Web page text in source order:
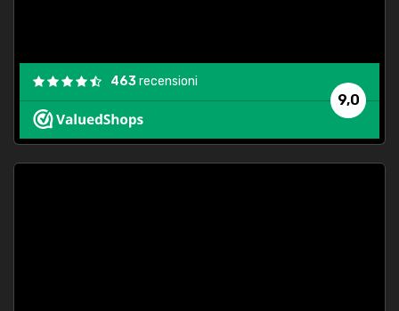
9,0
463recensioni